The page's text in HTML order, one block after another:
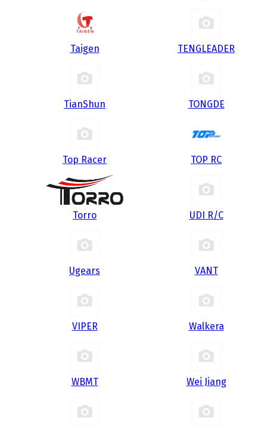
Taigen TENGLEADER
TianShun TONGDE
Top Racer TOP RC
Torro UDI R/С
Ugears VANT
VIPER Walkera
WBMT Wei Jiang